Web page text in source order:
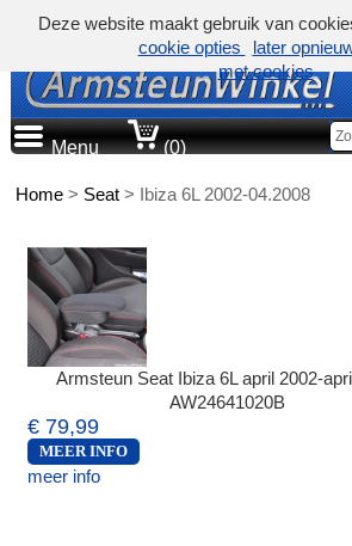
Menu (0)
Home> Seat> Ibiza 6L 2002-04.2008
Armsteun Seat Ibiza 6L april 2002-
AW24641020B
€ 79,99
MEER INFO
meer info
Deze website maakt gebruik van
cookie opties
later
met cookies